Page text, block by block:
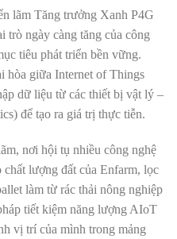
lãm Tăng trưởng Xanh P4G
trò ngày càng tăng của công
tiêu phát triển bền vững.
hòa giữa Internet of Things
dữ liệu từ các thiết bị vật lý –
để tạo ra giá trị thực tiễn.
nơi hội tụ nhiều công nghệ
lượng đất của Enfarm, lọc
làm từ rác thải nông nghiệp
tiết kiệm năng lượng AIoT
vị trí của mình trong mảng